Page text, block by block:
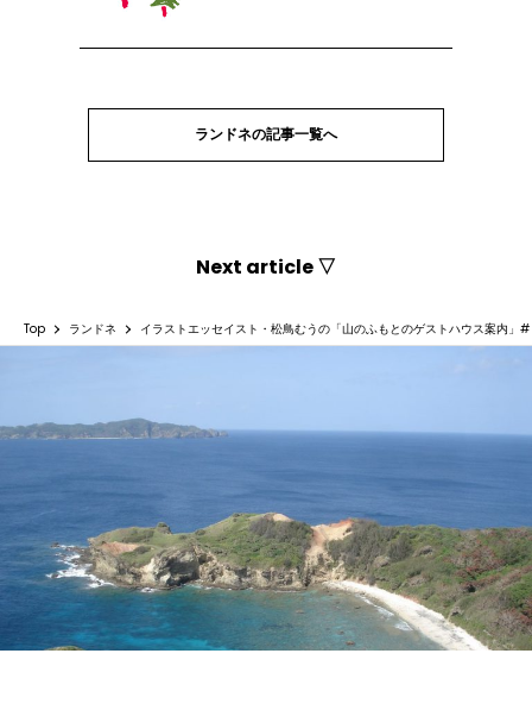
ランドネの記事一覧へ
Next article ▽
Top ランドネ イラストエッセイスト・松鳥むうの「山のふもとのゲストハウス案内